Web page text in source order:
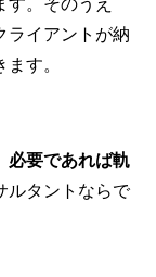
。そのうえ
ライアントが納
す。
必要であれば軌
ルタントならで